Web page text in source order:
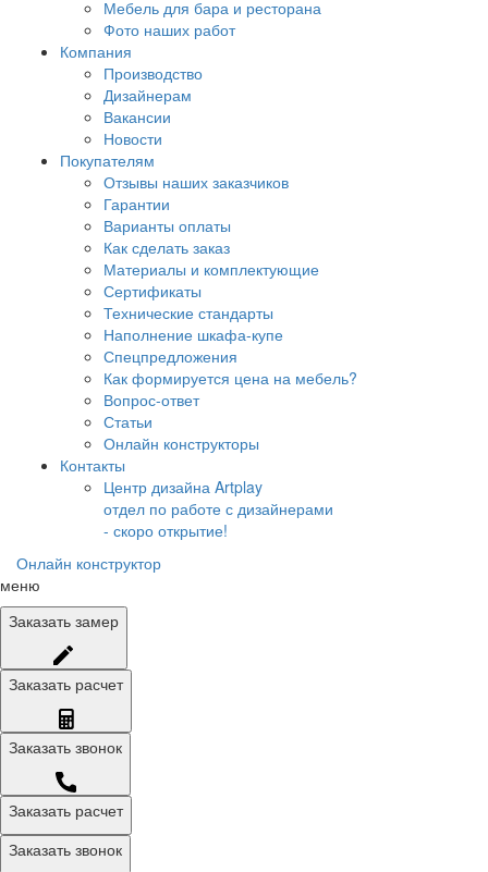
Мебель для бара и ресторана
Фото наших работ
Компания
Производство
Дизайнерам
Вакансии
Новости
Покупателям
Отзывы наших заказчиков
Гарантии
Варианты оплаты
Как сделать заказ
Материалы и комплектующие
Сертификаты
Технические стандарты
Наполнение шкафа-купе
Спецпредложения
Как формируется цена на мебель?
Вопрос-ответ
Статьи
Онлайн конструкторы
Контакты
Центр дизайна Artplay
отдел по работе с дизайнерами
- скоро открытие!
Онлайн конструктор
меню
Заказать замер
Заказать расчет
Заказать звонок
Заказать расчет
Заказать звонок